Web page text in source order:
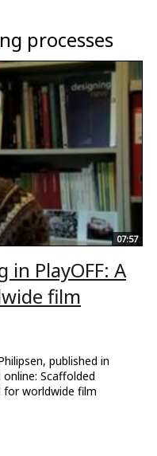
processes
07:57
PlayOFF: A
film
published in
online: Scaffolded
for worldwide film